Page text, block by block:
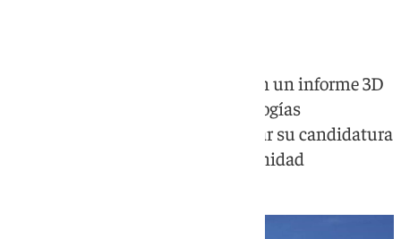
Presentada una moción basada en un informe 3D
de la UCA que revela graves patologías
estructurales y anuncian impulsar su candidatura
del como Patrimonio de la Humanidad